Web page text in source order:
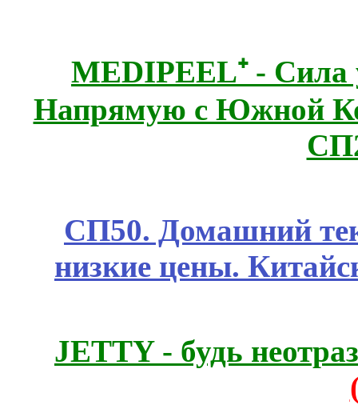
MEDIPEEL⁺ - Сила
Напрямую с Южной
СП50. Домашний
низкие цены.
JETTY - будь